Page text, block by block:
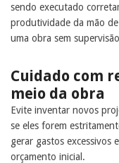
sendo executado
produtividade da mão
uma obra sem
Cuidado com
meio da obra
Evite inventar novos
se eles forem
gerar gastos excessivos
orçamento inicial.